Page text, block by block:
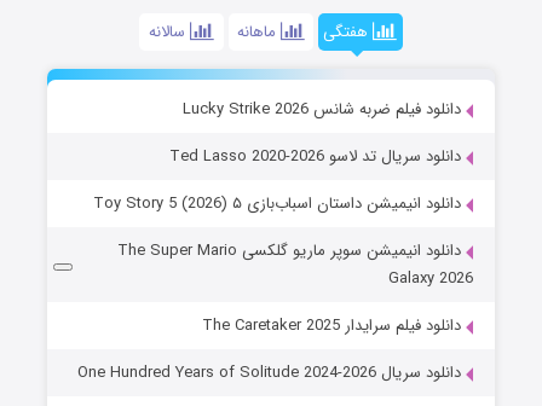
هفتگی ماهانه سالانه
دانلود فیلم ضربه شانس Lucky Strike 2026
دانلود سریال تد لاسو Ted Lasso 2020-2026
دانلود انیمیشن داستان اسباب‌بازی ۵ Toy Story 5 (2026)
دانلود انیمیشن سوپر ماریو گلکسی The Super Mario
Galaxy 2026
دانلود فیلم سرایدار The Caretaker 2025
دانلود سریال One Hundred Years of Solitude 2024-2026